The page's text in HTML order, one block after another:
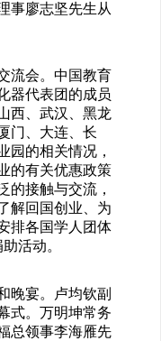
事廖志坚先生从
流会。中国教育
器代表团的成员
西、武汉、黑龙
门、大连、长
园的相关情况，
的有关优惠政策
的接触与交流，
解回国创业、为
排各国学人团体
活动。
晚宴。卢均钦副
式。万明坤常务
总领事李海雁先